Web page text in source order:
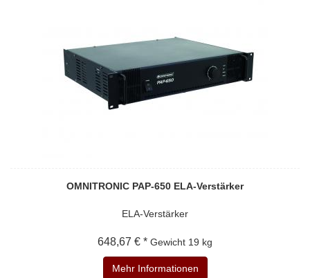
OMNITRONIC PAP-650 ELA-Verstärker
ELA-Verstärker
648,67 € * Gewicht 19 kg
Mehr Informationen